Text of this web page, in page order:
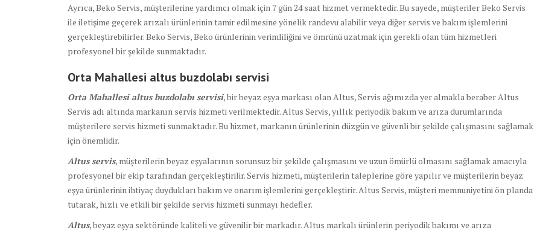
Ayrıca, Beko Servis, müşterilerine yardımcı olmak için 7 gün 24 saat hizmet vermektedir. Bu sayede, müşteriler Beko Servis
ile iletişime geçerek arızalı ürünlerinin tamir edilmesine yönelik randevu alabilir veya diğer servis ve bakım işlemlerini
gerçekleştirebilirler. Beko Servis, Beko ürünlerinin verimliliğini ve ömrünü uzatmak için gerekli olan tüm hizmetleri
profesyonel bir şekilde sunmaktadır.
Orta Mahallesi altus buzdolabı servisi
Orta Mahallesi altus buzdolabı servisi, bir beyaz eşya markası olan Altus, Servis ağımızda yer almakla beraber Altus
Servis adı altında markanın servis hizmeti verilmektedir. Altus Servis, yıllık periyodik bakım ve arıza durumlarında
müşterilere servis hizmeti sunmaktadır. Bu hizmet, markanın ürünlerinin düzgün ve güvenli bir şekilde çalışmasını sağlamak
için önemlidir.
Altus servis, müşterilerin beyaz eşyalarının sorunsuz bir şekilde çalışmasını ve uzun ömürlü olmasını sağlamak amacıyla
profesyonel bir ekip tarafından gerçekleştirilir. Servis hizmeti, müşterilerin taleplerine göre yapılır ve müşterilerin beyaz
eşya ürünlerinin ihtiyaç duydukları bakım ve onarım işlemlerini gerçekleştirir. Altus Servis, müşteri memnuniyetini ön planda
tutarak, hızlı ve etkili bir şekilde servis hizmeti sunmayı hedefler.
Altus, beyaz eşya sektöründe kaliteli ve güvenilir bir markadır. Altus markalı ürünlerin periyodik bakımı ve arıza